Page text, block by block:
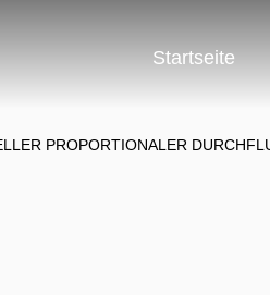
Startseite
PROPORTIONALER